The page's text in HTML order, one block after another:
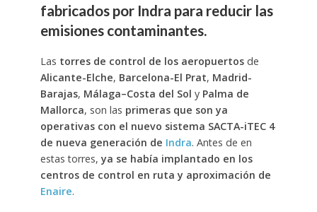
fabricados por Indra para reducir las
emisiones contaminantes.
Las torres de control de los aeropuertosde
Alicante-Elche, Barcelona-El Prat, Madrid-
Barajas, Málaga–Costa del Sol y Palma de
Mallorca, son las primeras que son ya
operativas con el nuevo sistema SACTA-iTEC 4
de nueva generación de Indra. Antes de en
estas torres, ya se había implantado en los
centros de control en ruta y aproximación de
Enaire.